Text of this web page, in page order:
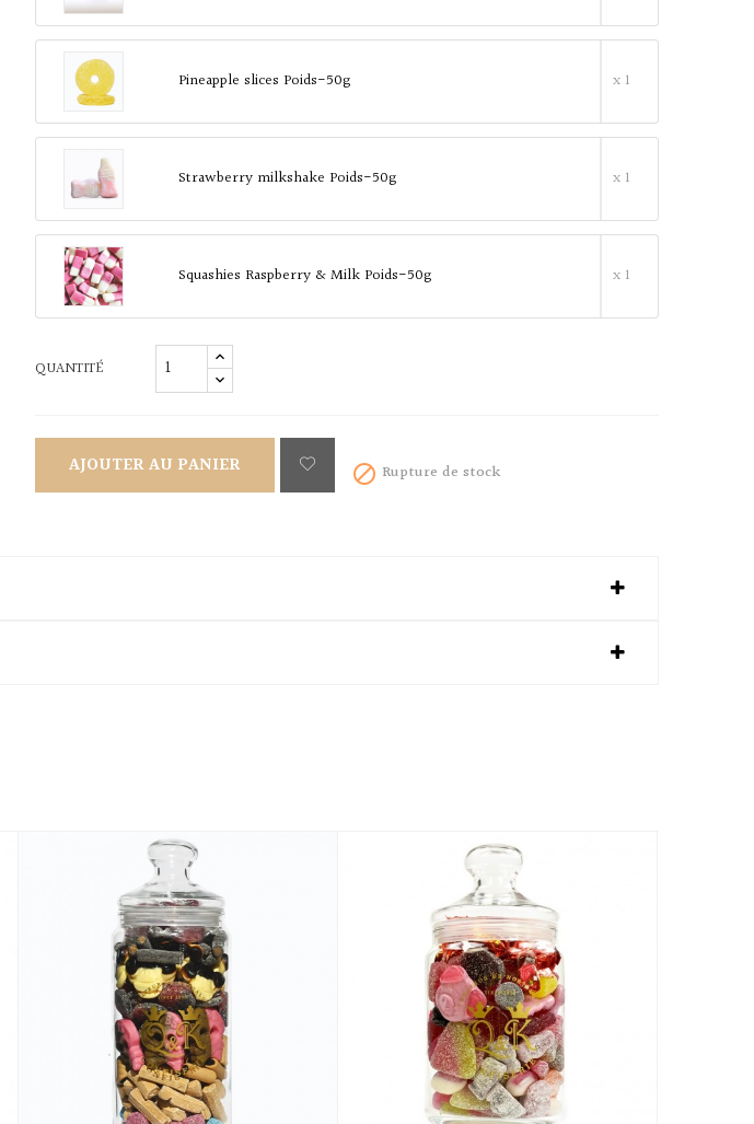
Pineapple slices Poids-50g x 1
Strawberry milkshake Poids-50g x 1
Squashies Raspberry & Milk Poids-50g x 1
QUANTITÉ
AJOUTER AU PANIER  Rupture de stock